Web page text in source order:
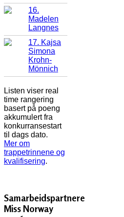
16.
Madelen
Langnes
17. Kajsa
Simona
Krohn-
Mönnich
Listen viser real
time rangering
basert på poeng
akkumulert fra
konkurransestart
til dags dato.
Mer om
trappetrinnene og
kvalifisering.
Samarbeidspartnere
Miss Norway